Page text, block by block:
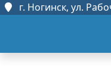
г. Ногинск, ул.